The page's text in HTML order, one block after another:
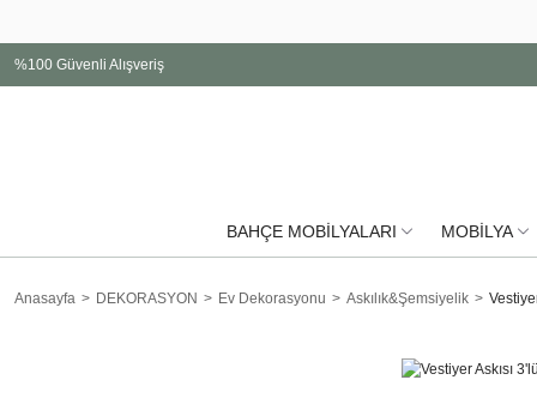
%100 Güvenli Alışveriş
BAHÇE MOBİLYALARI MOBİLYA
Anasayfa DEKORASYON Ev Dekorasyonu Askılık&Şemsiyelik